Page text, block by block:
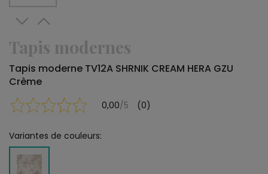
Tapis modernes
Tapis moderne TV12A SHRNIK CREAM HERA GZU
Crème
0,00/5 (0)
Variantes de couleurs: